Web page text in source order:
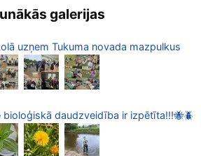
galerijas
uzņem Tukuma novada mazpulkus
bioloģiskā daudzveidība ir izpētīta!!!🐝🪲